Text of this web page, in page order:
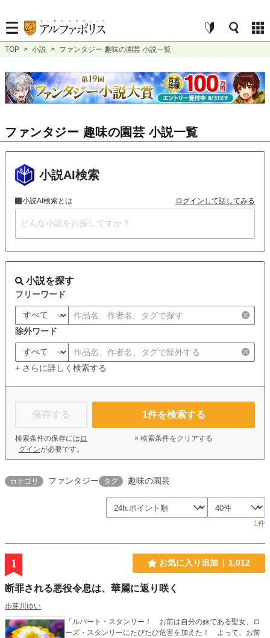
TOP > 小説 > ファンタジー 趣味の園芸 小説一覧
ファンタジー 趣味の園芸 小説一覧
小説AI検索
小説AI検索とは ログインして話してみる
小説を探す
フリーワード
除外ワード
+ さらに詳しく検索する
保存する
検索条件の保存には ロ
グインが必要です。
1件を検索する
× 検索条件をクリアする
カテゴリ ファンタジー タグ 趣味の園芸
1件
1 お気に入り追加 1,012
断罪される悪役令息は、華麗に返り咲く
歩芽川ゆい
「ルパート・スタンリー！ お前は自分の妹である聖女、ロ
ーズ・スタンリーにたびたび危害を加えた！ よって、お前